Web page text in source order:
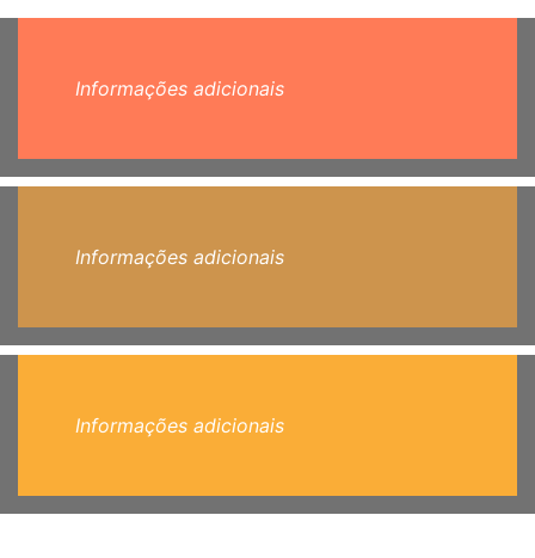
Informações adicionais
Informações adicionais
Informações adicionais